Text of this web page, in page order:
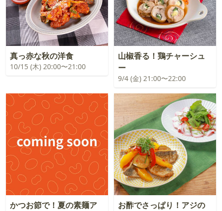
真っ赤な秋の洋食
10/15 (木) 20:00〜21:00
山椒香る！鶏チャーシュ
ー
9/4 (金) 21:00〜22:00
かつお節で！夏の素麺ア
お酢でさっぱり！アジの